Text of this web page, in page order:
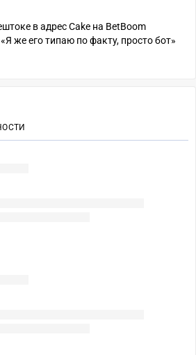
в адрес Cake на BetBoom
же его типаю по факту, просто бот»